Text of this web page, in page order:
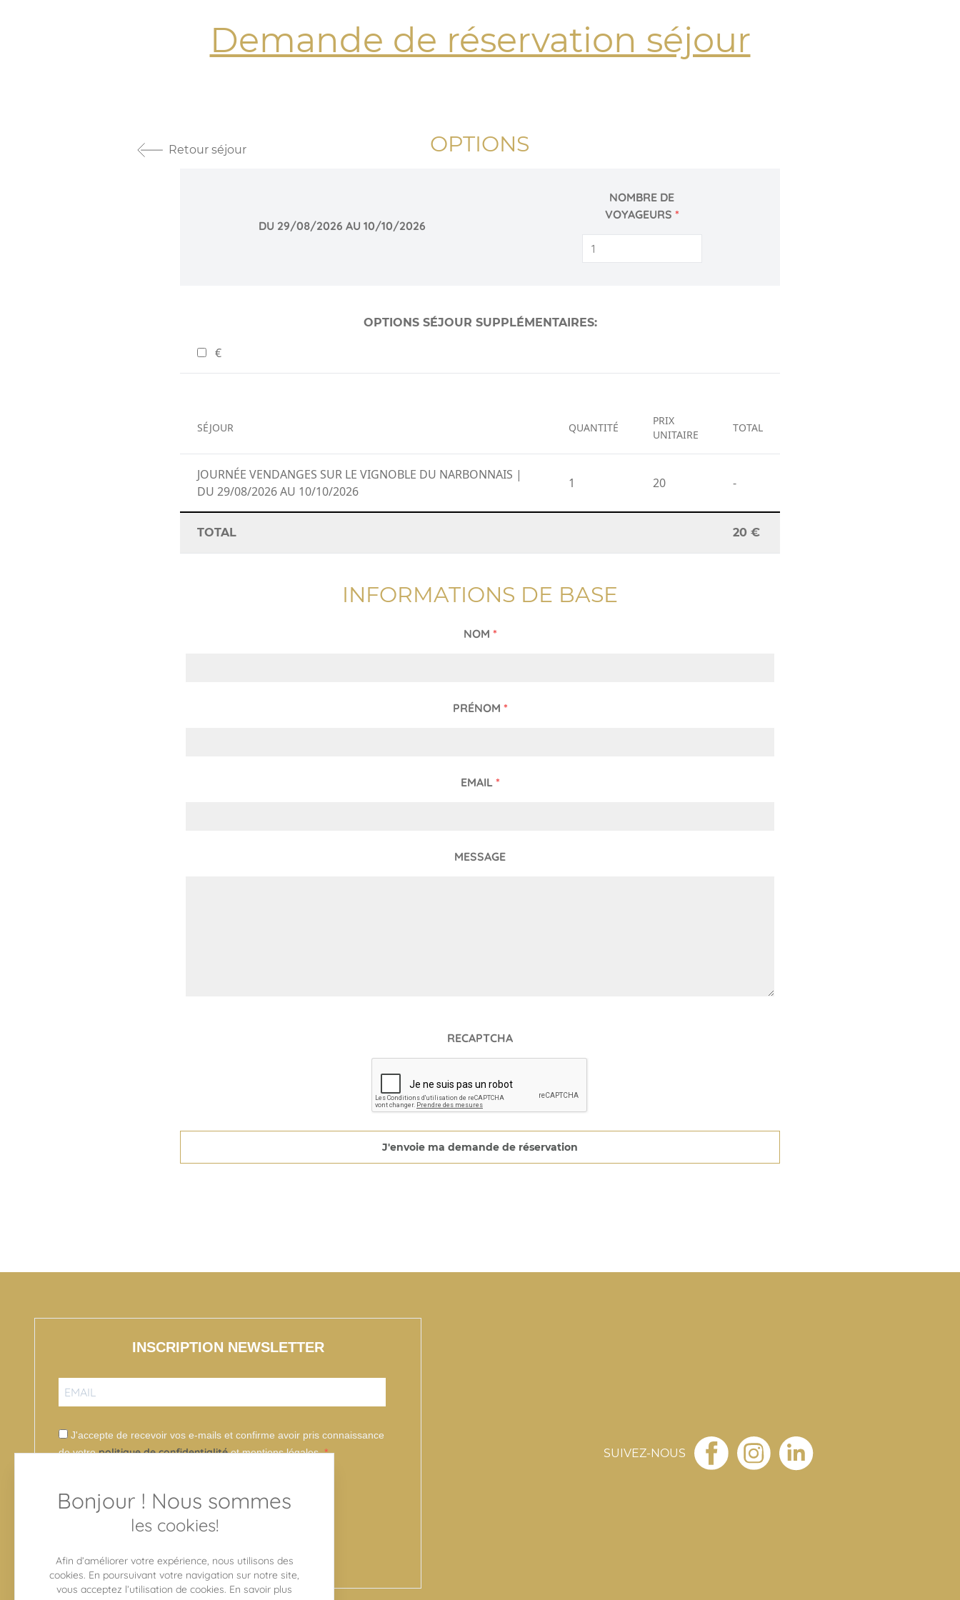
Bonjour ! Nous sommes
les cookies!
Afin d’améliorer votre expérience, nous utilisons des
cookies. En poursuivant votre navigation sur notre site,
vous acceptez l’utilisation de cookies. En savoir plus
Demande de réservation séjour
Retour séjour OPTIONS
DU 29/08/2026 AU 10/10/2026
NOMBRE DE
VOYAGEURS *
OPTIONS SÉJOUR SUPPLÉMENTAIRES:
€
SÉJOUR QUANTITÉ
PRIX
UNITAIRE
TOTAL
JOURNÉE VENDANGES SUR LE VIGNOBLE DU NARBONNAIS |
DU 29/08/2026 AU 10/10/2026
1 20 -
TOTAL 20 €
INFORMATIONS DE BASE
NOM *
PRÉNOM *
EMAIL *
MESSAGE
RECAPTCHA
J'envoie ma demande de réservation
INSCRIPTION NEWSLETTER
J'accepte de recevoir vos e-mails et confirme avoir pris connaissance
de votrepolitique de confidentialitéet mentions légales.
S'INSCRIRE
SUIVEZ-NOUS